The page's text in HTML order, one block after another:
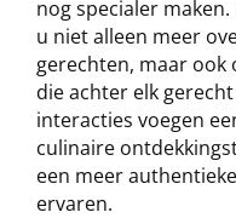
nog specialer
u niet alleen meer
gerechten, maar ook
die achter elk
interacties voegen
culinaire
een meer
ervaren.